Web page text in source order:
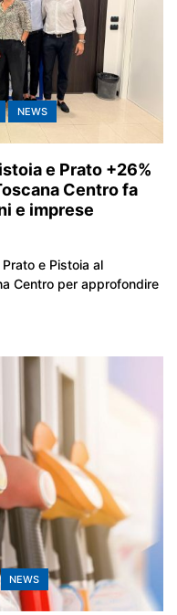
NEWS
e Prato +26%
Centro fa
e imprese
e Pistoia al
Centro per approfondire
NEWS